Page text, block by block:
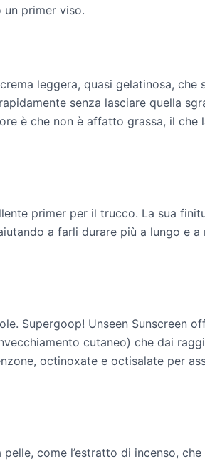
un primer viso.
leggera, quasi gelatinosa, che
senza lasciare quella
è che non è affatto grassa, il che
primer per il trucco. La sua
a farli durare più a lungo e a
Supergoop! Unseen Sunscreen
cutaneo) che dai
octinoxate e octisalate per
come l’estratto di incenso,